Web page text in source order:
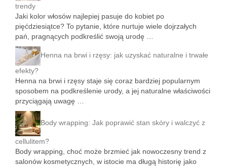
trendy
Jaki kolor włosów najlepiej pasuje do kobiet po
pięćdziesiątce? To pytanie, które nurtuje wiele dojrzałych
pań, pragnących podkreślić swoją urodę …
Henna na brwi i rzęsy: jak uzyskać naturalne i trwałe
efekty?
Henna na brwi i rzęsy staje się coraz bardziej popularnym
sposobem na podkreślenie urody, a jej naturalne właściwości
przyciągają uwagę …
Body wrapping: Jak poprawić stan skóry i walczyć z
cellulitem?
Body wrapping, choć może brzmieć jak nowoczesny trend z
salonów kosmetycznych, w istocie ma długą historię jako